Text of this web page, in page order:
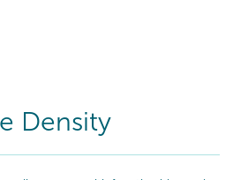
Density